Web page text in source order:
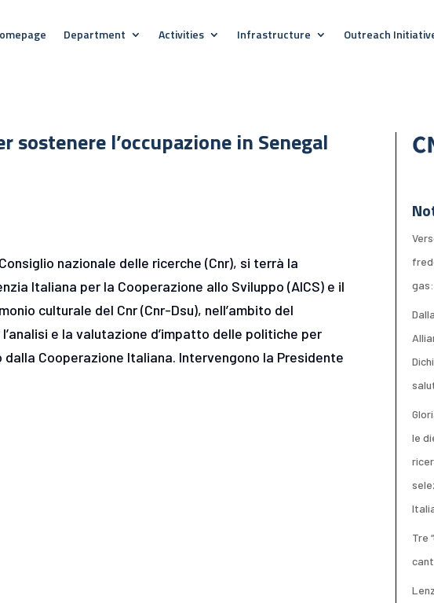
Department Activities Infrastructure Outreach
sostenere l’occupazione in Senegal
nazionale delle ricerche (Cnr), si terrà la
Italiana per la Cooperazione allo Sviluppo (AICS) e il
culturale del Cnr (Cnr-Dsu), nell’ambito del
e la valutazione d’impatto delle politiche per
dalla Cooperazione Italiana. Intervengono la Presidente
le
Tre